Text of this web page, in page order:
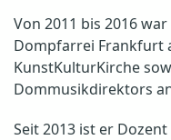
Von 2011 bis 2016
Dompfarrei Frankfurt
KunstKulturKirche
Dommusikdirektors
Seit 2013 ist er